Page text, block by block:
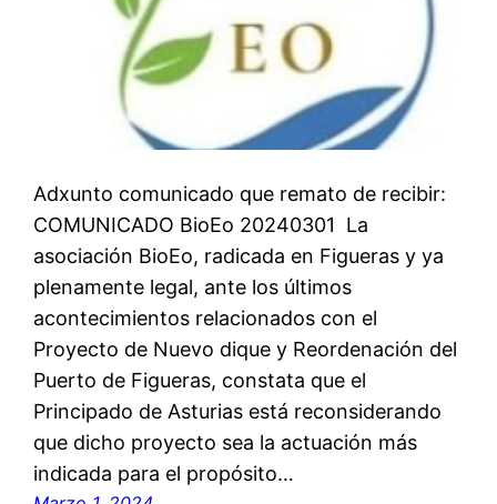
Adxunto comunicado que remato de recibir:
COMUNICADO BioEo 20240301 La
asociación BioEo, radicada en Figueras y ya
plenamente legal, ante los últimos
acontecimientos relacionados con el
Proyecto de Nuevo dique y Reordenación del
Puerto de Figueras, constata que el
Principado de Asturias está reconsiderando
que dicho proyecto sea la actuación más
indicada para el propósito…